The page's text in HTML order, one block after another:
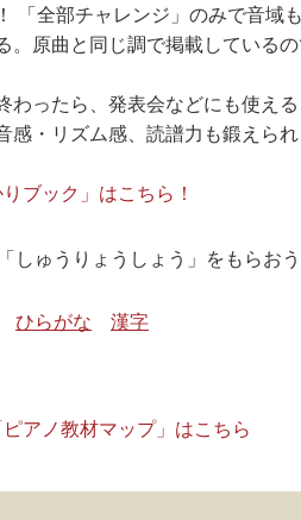
「全部チャレンジ」のみで音域
原曲と同じ調で掲載している
ったら、発表会などにも使え
・リズム感、読譜力も鍛えられ
ブック」はこちら！
しゅうりょうしょう」をもらおう
ひらがな 漢字
アノ教材マップ」はこちら